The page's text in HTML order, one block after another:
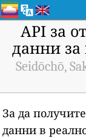
API за
данни за
Seidōchō,
За да
данни в